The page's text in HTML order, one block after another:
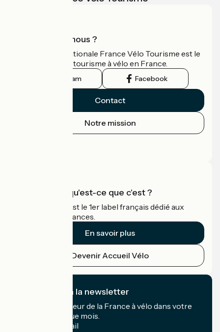
Qui sommes-nous ?
L'association nationale France Vélo Tourisme est le
guide officiel du tourisme à vélo en France.
Instagram Facebook
Contact
Notre mission
Accueil Vélo qu'est-ce que c'est ?
Accueil Vélo c'est le 1er label français dédié aux
cyclistes en vacances.
En savoir plus
Devenir Accueil Vélo
Je m'abonne à la newsletter
Recevez le meilleur de la France à vélo dans votre
boîte mail chaque mois.
Mon adresse mail